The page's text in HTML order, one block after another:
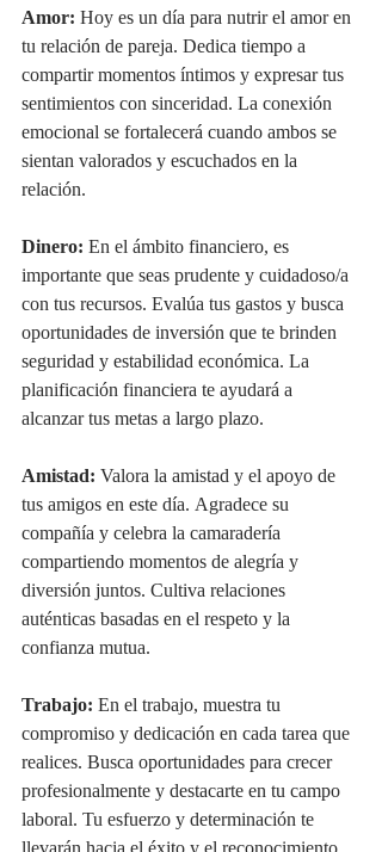
Amor: Hoy es un día para nutrir el amor en
tu relación de pareja. Dedica tiempo a
compartir momentos íntimos y expresar tus
sentimientos con sinceridad. La conexión
emocional se fortalecerá cuando ambos se
sientan valorados y escuchados en la
relación.
Dinero: En el ámbito financiero, es
importante que seas prudente y cuidadoso/a
con tus recursos. Evalúa tus gastos y busca
oportunidades de inversión que te brinden
seguridad y estabilidad económica. La
planificación financiera te ayudará a
alcanzar tus metas a largo plazo.
Amistad: Valora la amistad y el apoyo de
tus amigos en este día. Agradece su
compañía y celebra la camaradería
compartiendo momentos de alegría y
diversión juntos. Cultiva relaciones
auténticas basadas en el respeto y la
confianza mutua.
Trabajo: En el trabajo, muestra tu
compromiso y dedicación en cada tarea que
realices. Busca oportunidades para crecer
profesionalmente y destacarte en tu campo
laboral. Tu esfuerzo y determinación te